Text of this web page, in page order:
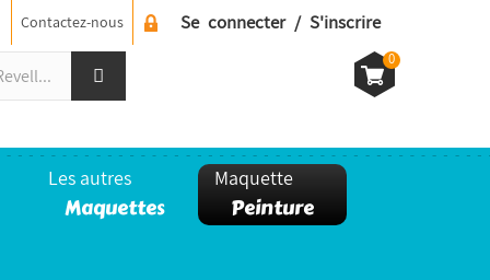
Se connecter / S'inscrire
Contactez-nous
0
Les autres
Maquettes
Maquette
Peinture